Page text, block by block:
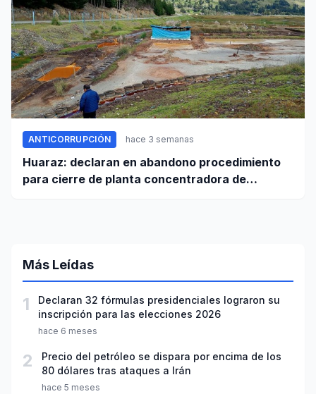
ANTICORRUPCIÓN hace 3 semanas
Huaraz: declaran en abandono procedimiento
para cierre de planta concentradora de
Más Leídas
1
Declaran 32 fórmulas presidenciales lograron su
inscripción para las elecciones 2026
hace 6 meses
2
Precio del petróleo se dispara por encima de los
80 dólares tras ataques a Irán
hace 5 meses